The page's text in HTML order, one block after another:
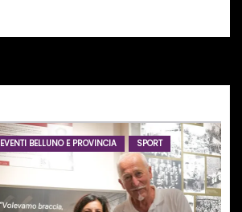
EVENTI BELLUNO E PROVINCIA SPORT